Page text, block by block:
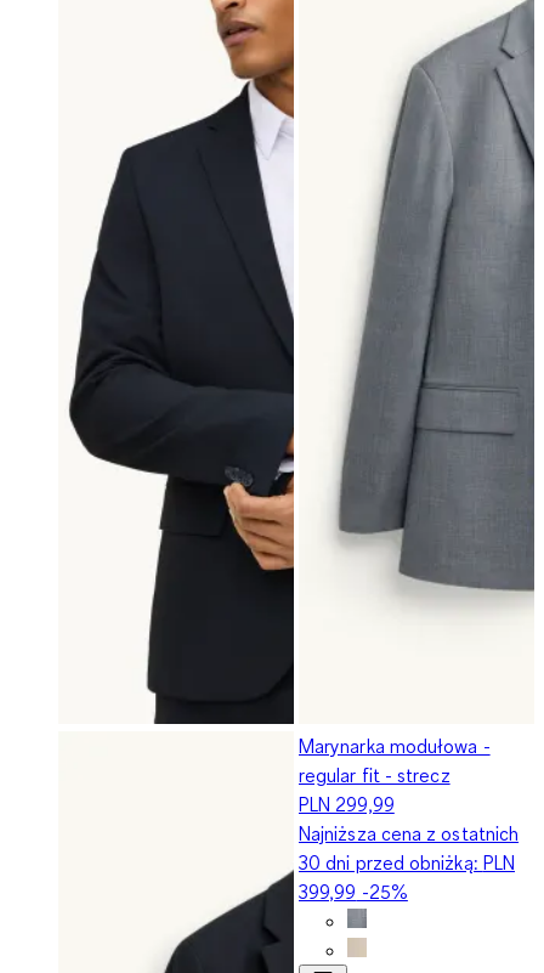
Marynarka modułowa -
regular fit - strecz
PLN 299,99
Najniższa cena z ostatnich
30 dni przed obniżką: PLN
399,99 -25%